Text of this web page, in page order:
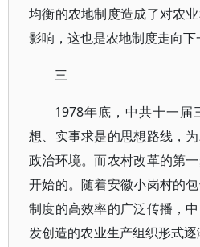
均衡的农地制度造成了对农
影响，这也是农地制度走向下
三
1978年底，中共十一届
想、实事求是的思想路线，
政治环境。而农村改革的第
开始的。随着安徽小岗村的
制度的高效率的广泛传播，
发创造的农业生产组织形式逐